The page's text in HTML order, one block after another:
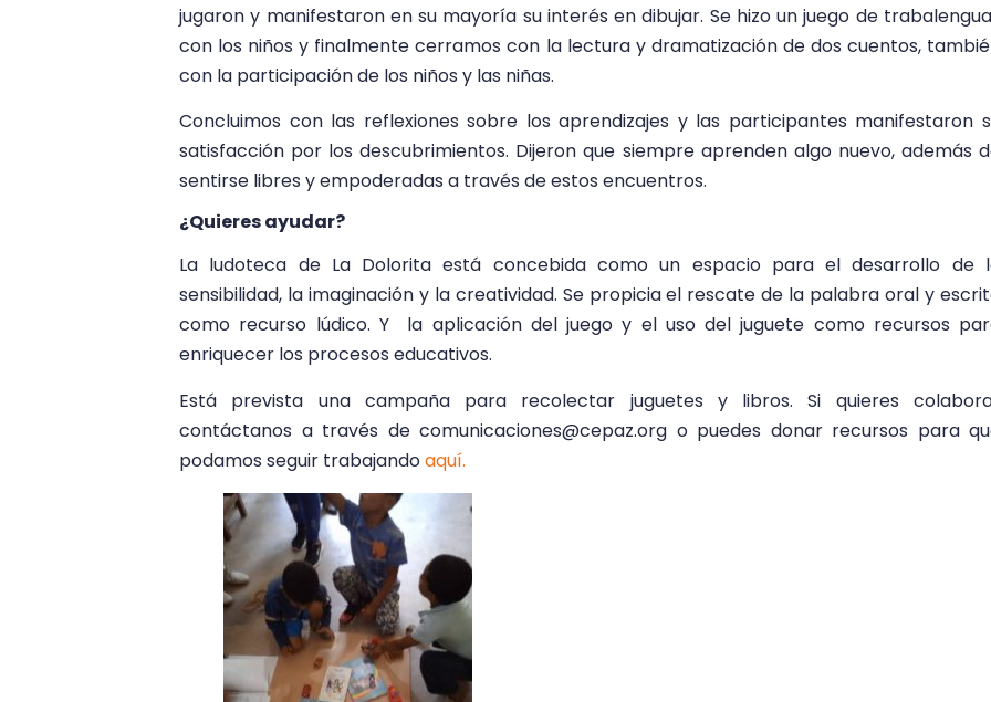
jugaron y manifestaron en su mayoría su interés en dibujar. Se hizo un juego de
con los niños y finalmente cerramos con la lectura y dramatización de dos cuentos,
con la participación de los niños y las niñas.
Concluimos con las reflexiones sobre los aprendizajes y las participantes manifestaron
satisfacción por los descubrimientos. Dijeron que siempre aprenden algo nuevo, además
sentirse libres y empoderadas a través de estos encuentros.
¿Quieres ayudar?
La ludoteca de La Dolorita está concebida como un espacio para el desarrollo de
sensibilidad, la imaginación y la creatividad. Se propicia el rescate de la palabra oral y
como recurso lúdico. Y la aplicación del juego y el uso del juguete como recursos
enriquecer los procesos educativos.
Está prevista una campaña para recolectar juguetes y libros. Si quieres
contáctanos a través de comunicaciones@cepaz.org o puedes donar recursos para
podamos seguir trabajandoaquí.